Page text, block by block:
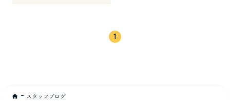
1
スタッフブログ